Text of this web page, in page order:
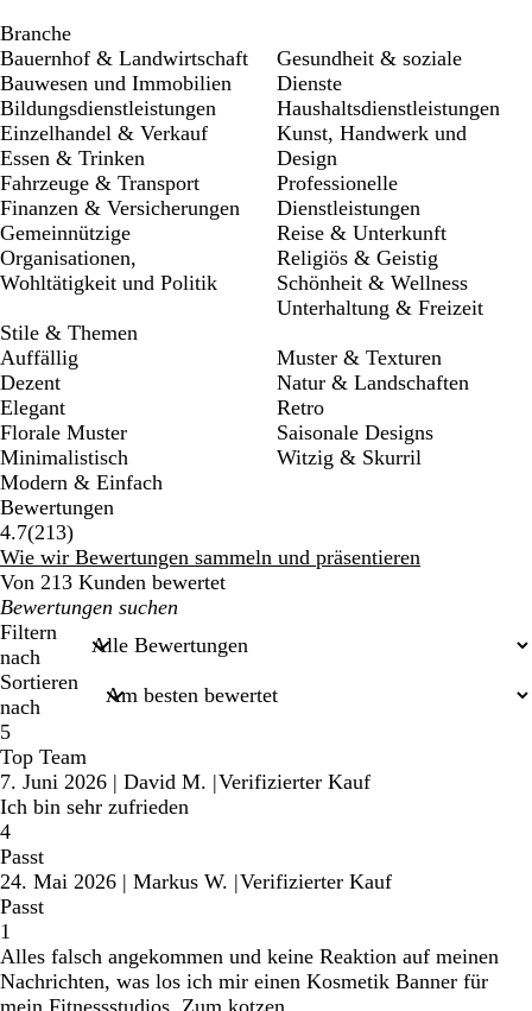
Branche
Bauernhof & Landwirtschaft
Bauwesen und Immobilien
Bildungsdienstleistungen
Einzelhandel & Verkauf
Essen & Trinken
Fahrzeuge & Transport
Finanzen & Versicherungen
Gemeinnützige
Organisationen,
Wohltätigkeit und Politik
Gesundheit & soziale
Dienste
Haushaltsdienstleistungen
Kunst, Handwerk und
Design
Professionelle
Dienstleistungen
Reise & Unterkunft
Religiös & Geistig
Schönheit & Wellness
Unterhaltung & Freizeit
Stile & Themen
Auffällig
Dezent
Elegant
Florale Muster
Minimalistisch
Modern & Einfach
Muster & Texturen
Natur & Landschaften
Retro
Saisonale Designs
Witzig & Skurril
Bewertungen
4.7(213213
Bewertungen
)
Wie wir Bewertungen sammeln und präsentieren
Von 213 Kunden bewertet
Meine
Sucheingaben
Filtern
nach
Sortieren
nach
5
Top Team
7. Juni 2026 | David M. |Verifizierter Kauf
Ich bin sehr zufrieden
4
Passt
24. Mai 2026 | Markus W. |Verifizierter Kauf
Passt
1
Alles falsch angekommen und keine Reaktion auf meinen
Nachrichten, was los ich mir einen Kosmetik Banner für
mein Fitnessstudios. Zum kotzen